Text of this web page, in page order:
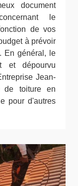
document
le
de vos
à prévoir
En général, le
et dépourvu
Jean-
de toiture en
pour d'autres